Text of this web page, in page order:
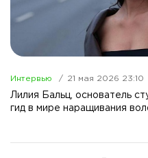
Интервью 21 мая 2026 23:10
Лилия Бальц, основатель
гид в мире наращивания